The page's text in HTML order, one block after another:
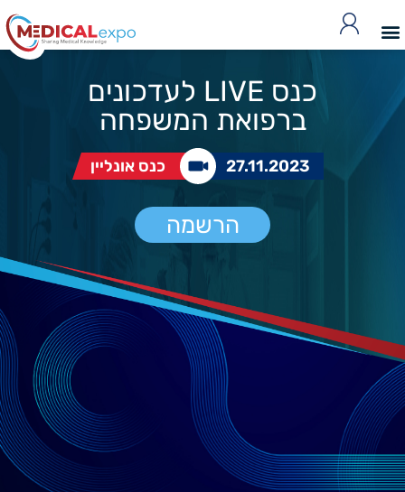
כנס LIVE לעדכונים
ברפואת המשפחה
27.11.2023 כנס אונליין
הרשמה